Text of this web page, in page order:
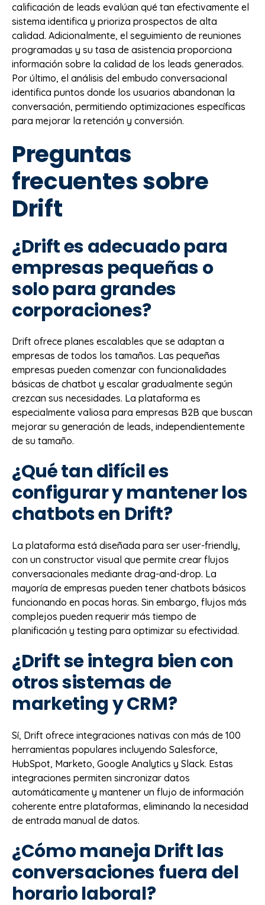
calificación de leads evalúan qué tan efectivamente el
sistema identifica y prioriza prospectos de alta
calidad. Adicionalmente, el seguimiento de reuniones
programadas y su tasa de asistencia proporciona
información sobre la calidad de los leads generados.
Por último, el análisis del embudo conversacional
identifica puntos donde los usuarios abandonan la
conversación, permitiendo optimizaciones específicas
para mejorar la retención y conversión.
Preguntas
frecuentes sobre
Drift
¿Drift es adecuado para
empresas pequeñas o
solo para grandes
corporaciones?
Drift ofrece planes escalables que se adaptan a
empresas de todos los tamaños. Las pequeñas
empresas pueden comenzar con funcionalidades
básicas de chatbot y escalar gradualmente según
crezcan sus necesidades. La plataforma es
especialmente valiosa para empresas B2B que buscan
mejorar su generación de leads, independientemente
de su tamaño.
¿Qué tan difícil es
configurar y mantener los
chatbots en Drift?
La plataforma está diseñada para ser user-friendly,
con un constructor visual que permite crear flujos
conversacionales mediante drag-and-drop. La
mayoría de empresas pueden tener chatbots básicos
funcionando en pocas horas. Sin embargo, flujos más
complejos pueden requerir más tiempo de
planificación y testing para optimizar su efectividad.
¿Drift se integra bien con
otros sistemas de
marketing y CRM?
Sí, Drift ofrece integraciones nativas con más de 100
herramientas populares incluyendo Salesforce,
HubSpot, Marketo, Google Analytics y Slack. Estas
integraciones permiten sincronizar datos
automáticamente y mantener un flujo de información
coherente entre plataformas, eliminando la necesidad
de entrada manual de datos.
¿Cómo maneja Drift las
conversaciones fuera del
horario laboral?